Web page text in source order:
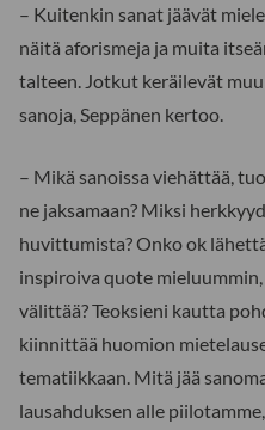
– Kuitenkin sanat jäävät
näitä aforismeja ja muita
talteen. Jotkut keräilevät
sanoja, Seppänen kertoo.
– Mikä sanoissa viehättää,
ne jaksamaan? Miksi
huvittumista? Onko ok
inspiroiva quote
välittää? Teoksieni kautta
kiinnittää huomion
tematiikkaan. Mitä jää
lausahduksen alle